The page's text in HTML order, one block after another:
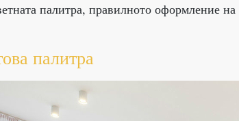
палитра, правилното оформление
палитра